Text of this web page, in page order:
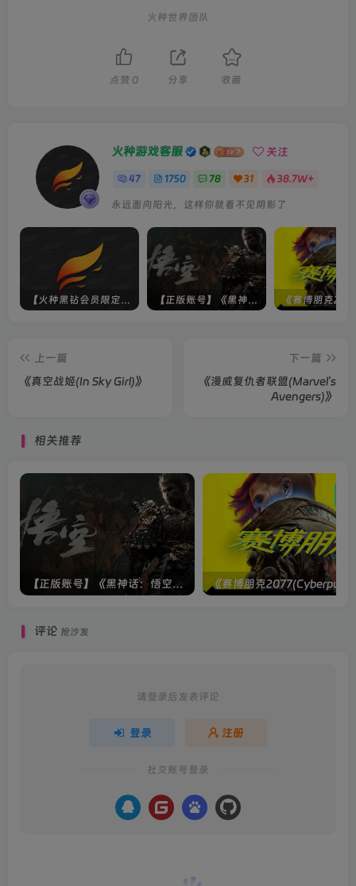
火种世界团队
点赞 0 分享 收藏
火种游戏客服 关注
47 1750 78 31 38.7W+
永远面向阳光，这样你就看不见阴影了
【正版账号】《黑神话：悟空(BLACK MYTH WU KONG)》
上一篇
《真空战姬(In Sky Girl)》
下一篇
《漫威复仇者联盟(Marvel's
Avengers)》
相关推荐
【正版账号】《黑神话：悟空(BLACK MYTH WU KONG)》
评论 抢沙发
请登录后发表评论
登录 注册
社交账号登录